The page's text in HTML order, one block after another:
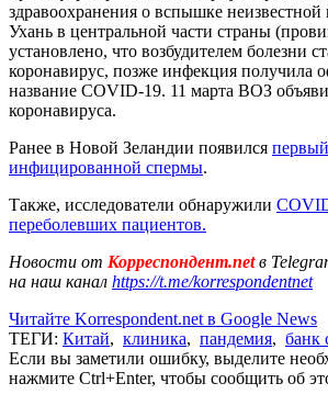
здравоохранения о вспышке
Ухань в центральной части страны
установлено, что возбудителем болезни
коронавирус, позже инфекция получила
название COVID-19. 11 марта ВОЗ
коронавируса.
Ранее в Новой Зеландии появился
инфицированной спермы.
Также, исследователи обнаружили
переболевших пациентов.
Новости от Корреспондент.netв
на наш канал https://t.me/korrespondentnet
Читайте Korrespondent.net в Google News
ТЕГИ: Китай, клиника, пандемия, банк
Если вы заметили ошибку, выделите
нажмите Ctrl+Enter, чтобы сообщить об